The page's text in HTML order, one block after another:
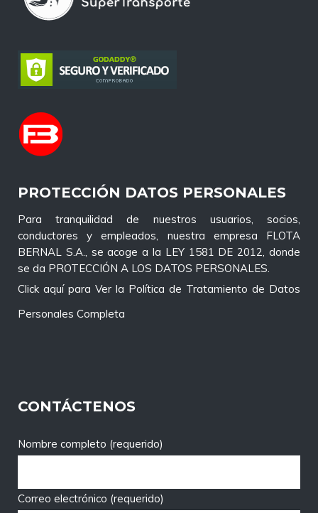
PROTECCIÓN DATOS PERSONALES
Para tranquilidad de nuestros usuarios, socios,
conductores y empleados, nuestra empresa FLOTA
BERNAL S.A., se acoge a la LEY 1581 DE 2012, donde
se da PROTECCIÓN A LOS DATOS PERSONALES.
Click aquí para Ver la Política de Tratamiento de Datos
Personales Completa
CONTÁCTENOS
Nombre completo (requerido)
Correo electrónico (requerido)